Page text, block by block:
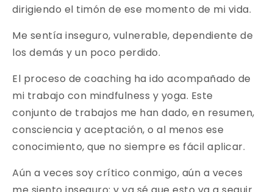
dirigiendo el timón de ese momento de mi vida.
Me sentía inseguro, vulnerable, dependiente de
los demás y un poco perdido.
El proceso de coaching ha ido acompañado de
mi trabajo con mindfulness y yoga. Este
conjunto de trabajos me han dado, en resumen,
consciencia y aceptación, o al menos ese
conocimiento, que no siempre es fácil aplicar.
Aún a veces soy crítico conmigo, aún a veces